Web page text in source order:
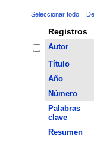
Seleccionar todo
Registros
Autor
Título
Año
Número
Palabras
clave
Resumen